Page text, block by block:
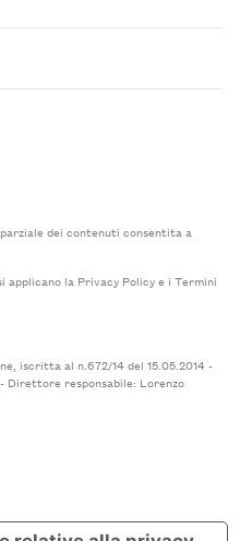
dei contenuti consentita a
applicano la Privacy Policye i Termini
iscritta al n.672/14 del 15.05.2014 -
Direttore responsabile: Lorenzo